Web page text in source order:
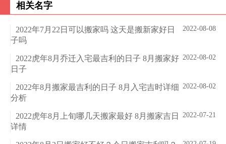
相关名字
2022-08-08
2022年7月22日可以搬家吗 这天是搬新家好日
子吗
2022-08-02
2022虎年8月乔迁入宅最吉利的日子 8月搬家好
日子
2022-08-02
2022年8月搬家最吉利的日子 8月入宅吉时详细
分析
2022-07-21
2022虎年8月上旬哪几天搬家最好 8月搬家吉日
详情